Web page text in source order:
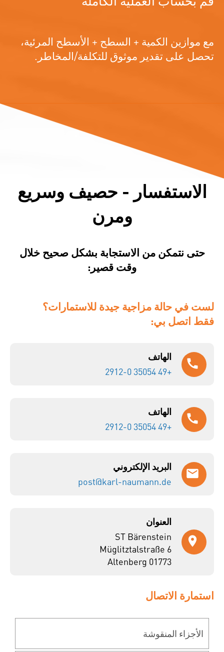
مع موازين الكمية + السطح + الأسطح المرئية،
تحصل على تقدير موثوق للتكلفة/المخاطر.
الاستفسار - حصيف وسريع
ومرن
حتى نتمكن من الاستجابة بشكل صحيح خلال
وقت قصير:
لست في حالة مزاجية جيدة للاستمارات؟
فقط اتصل بي:
الهاتف
+49 35054 2912-0
الهاتف
+49 35054 2912-0
البريد الإلكتروني
post@karl-naumann.de
العنوان
ST Bärenstein
Müglitztalstraße 6
01773 Altenberg
استمارة الاتصال